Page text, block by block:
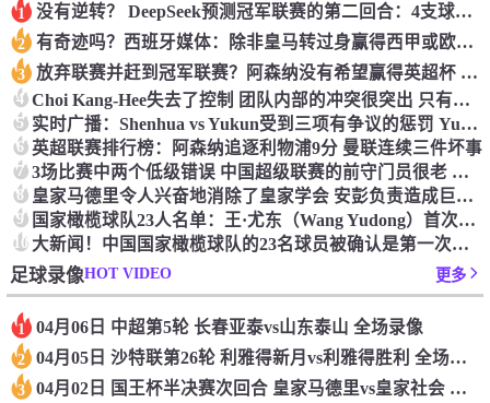
1 没有逆转？ DeepSeek预测冠军联赛的第二回合：4支球队在第一回合中获胜 枪手输了
2 有奇迹吗？西班牙媒体：除非皇马转过身赢得西甲或欧洲冠军
3 放弃联赛并赶到冠军联赛？阿森纳没有希望赢得英超杯 赢得欧洲冠军的可能性
4 Choi Kang-Hee失去了控制 团队内部的冲突很突出 只有一个人可以从水火中拯救崔孔
5 实时广播：Shenhua vs Yukun受到三项有争议的惩罚 Yukun将向中国足球联合会提出投诉
6 英超联赛排行榜：阿森纳追逐利物浦9分 曼联连续三件坏事
7 3场比赛中两个低级错误 中国超级联赛的前守门员很老 是时候让位了 最好的继任者出现
8 皇家马德里令人兴奋地消除了皇家学会 安彭负责造成巨大的灾难！
9 国家橄榄球队23人名单：王·尤东（Wang Yudong）首次被选为第11名 塞吉尼奥（Serginho）在名单上
10 大新闻！中国国家橄榄球队的23名球员被确认是第一次进入阵容
足球录像HOT VIDEO 更多
1 04月06日 中超第5轮 长春亚泰vs山东泰山 全场录像
2 04月05日 沙特联第26轮 利雅得新月vs利雅得胜利 全场录像
3 04月02日 国王杯半决赛次回合 皇家马德里vs皇家社会 全场录像